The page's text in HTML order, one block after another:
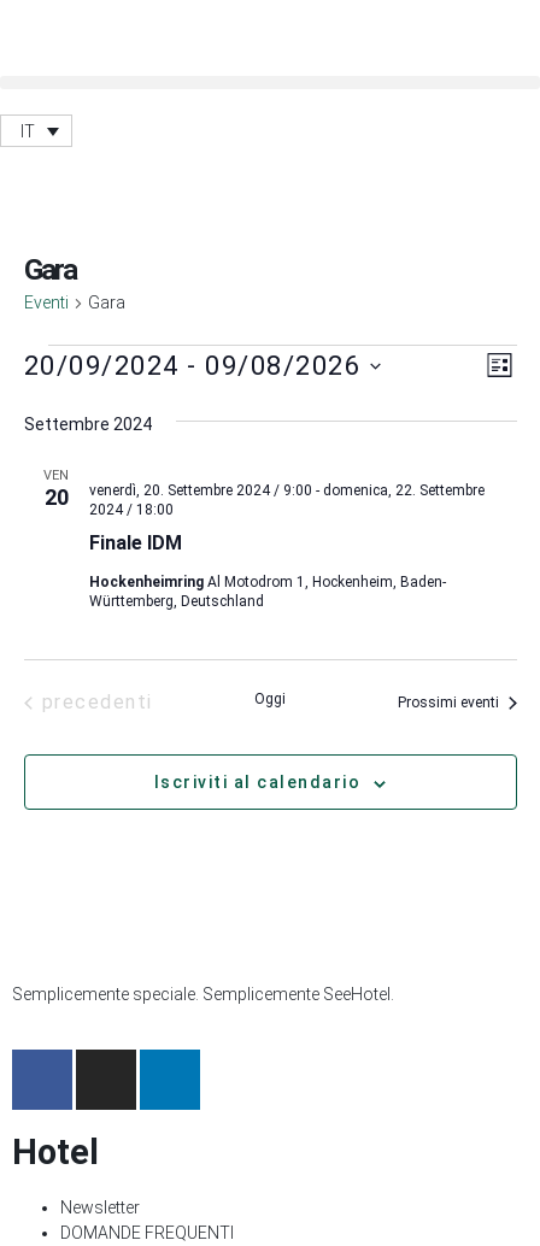
IT
Gara
Eventi Gara
Lista
20/09/2024 - 09/08/2026
la
Settembre 2024
VEN
20
Finale IDM
venerdì, 20. Settembre 2024 / 9:00 - domenica, 22. Settembre
2024 / 18:00
Hockenheimring Al Motodrom 1, Hockenheim, Baden-
Württemberg, Deutschland
Eventi
precedenti Oggi Prossimi eventi
Iscriviti al calendario
Semplicemente speciale. Semplicemente SeeHotel.
Hotel
Newsletter
DOMANDE FREQUENTI